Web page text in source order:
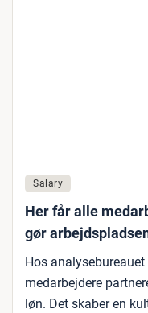
Salary
Her får alle
gør
Hos
medarbejdere
løn. Det skaber en